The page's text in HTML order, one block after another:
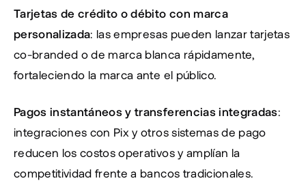
Tarjetas de crédito o débito con marca
personalizada: las empresas pueden lanzar tarjetas
co-branded o de marca blanca rápidamente,
fortaleciendo la marca ante el público.
Pagos instantáneos y transferencias integradas:
integraciones con Pix y otros sistemas de pago
reducen los costos operativos y amplían la
competitividad frente a bancos tradicionales.